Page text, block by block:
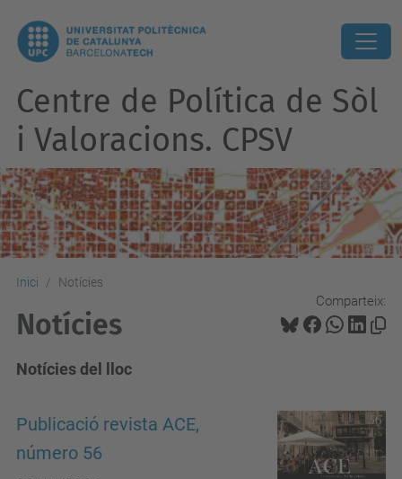
Centre de Política de Sòl
i Valoracions. CPSV
Inici Notícies
Comparteix:
Notícies
Notícies del lloc
Publicació revista ACE,
número 56